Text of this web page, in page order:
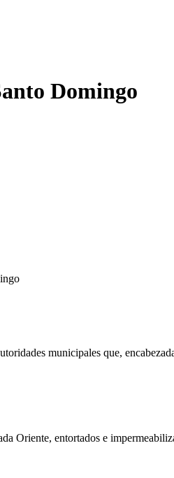
Domingo
municipales que,
Oriente, entortados e